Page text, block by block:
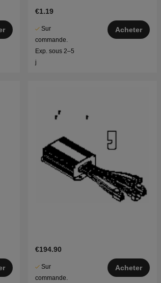
€1.19
Sur
commande.
Exp. sous 2–5
j
Acheter
€194.90
Sur
commande.
Acheter